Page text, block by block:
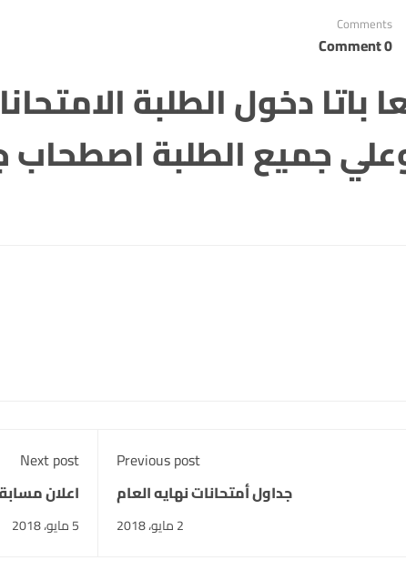
Comments
0 Comment
باتا دخول الطلبة
جميع الطلبة اصطحاب
Previous post
جداول أمتحانات نهايه العام
2 مايو، 2018
Next post
اعلان
5 مايو، 2018